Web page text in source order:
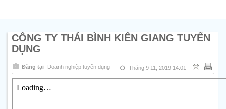
CÔNG TY THÁI BÌNH KIÊN GIANG TUYỂN
DỤNG
Đăng tại Doanh nghiệp tuyển dụng Tháng 9 11, 2019 14:01